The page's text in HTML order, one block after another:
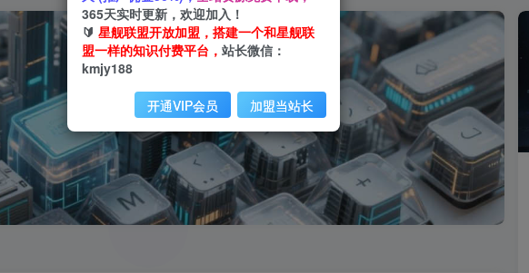
365天实时更新，欢迎加入！
🔰 星舰联盟开放加盟，搭建一个和星舰联
盟一样的知识付费平台， 站长微信：
kmjy188
开通VIP会员 加盟当站长